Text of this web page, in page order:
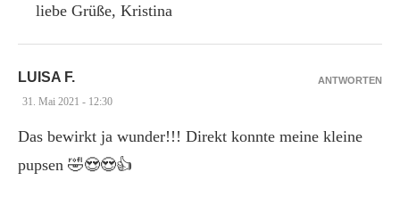
liebe Grüße, Kristina
LUISA F.
31. Mai 2021 - 12:30
Das bewirkt ja wunder!!! Direkt konnte meine kleine
pupsen 🤣😍😍👍
ANTWORTEN